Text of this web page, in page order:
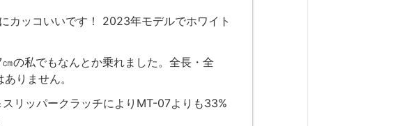
カッコいいです！ 2023年モデルでホワイト
の私でもなんとか乗れました。全長・全
りません。
リッパークラッチによりMT-07よりも33%